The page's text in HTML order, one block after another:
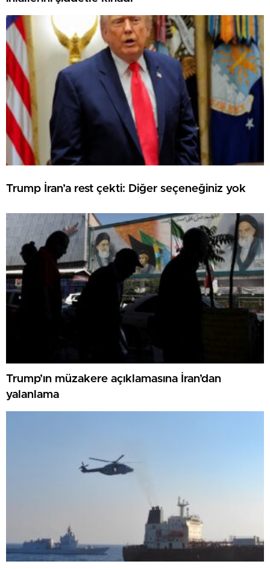
Trump İran’a rest çekti: Diğer seçeneğiniz yok
Trump’ın müzakere açıklamasına İran’dan
yalanlama